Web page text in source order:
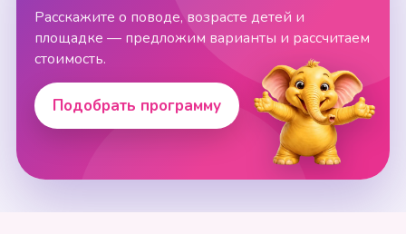
Расскажите о поводе, возрасте детей и
площадке — предложим варианты и рассчитаем
стоимость.
Подобрать программу